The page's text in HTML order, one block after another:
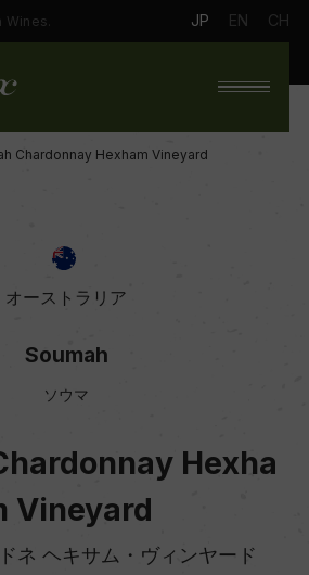
JP EN CH
Chardonnay Hexham Vineyard
オーストラリア
Soumah
ソウマ
Hexha
Vineyard
ネ ヘキサム・ヴィンヤード